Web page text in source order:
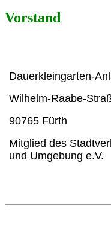
Vorstand
Dauerkleingarten-
Wilhelm-Raabe-
90765 Fürth
Mitglied des
und Umgebung e.V.